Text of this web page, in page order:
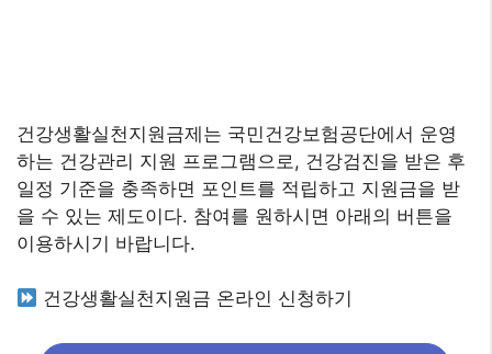
건강생활실천지원금제는 국민건강보험공단에서 운영
하는 건강관리 지원 프로그램으로, 건강검진을 받은 후
일정 기준을 충족하면 포인트를 적립하고 지원금을 받
을 수 있는 제도이다. 참여를 원하시면 아래의 버튼을
이용하시기 바랍니다.
건강생활실천지원금 온라인 신청하기